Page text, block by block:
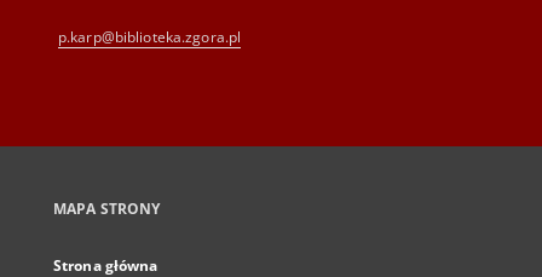
p.karp@biblioteka.zgora.pl
MAPA STRONY
Strona główna